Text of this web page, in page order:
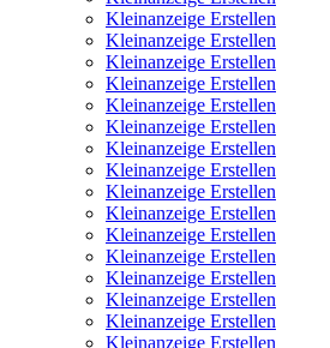
Kleinanzeige Erstellen
Kleinanzeige Erstellen
Kleinanzeige Erstellen
Kleinanzeige Erstellen
Kleinanzeige Erstellen
Kleinanzeige Erstellen
Kleinanzeige Erstellen
Kleinanzeige Erstellen
Kleinanzeige Erstellen
Kleinanzeige Erstellen
Kleinanzeige Erstellen
Kleinanzeige Erstellen
Kleinanzeige Erstellen
Kleinanzeige Erstellen
Kleinanzeige Erstellen
Kleinanzeige Erstellen